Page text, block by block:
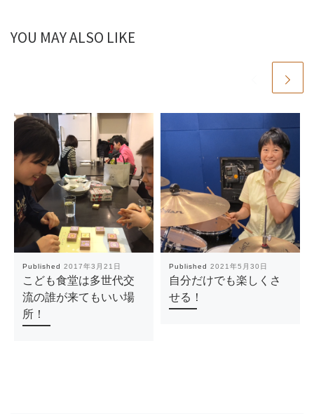
YOU MAY ALSO LIKE
Published 2017年3月21日
こども食堂は多世代交
流の誰が来てもいい場
所！
Published 2021年5月30日
自分だけでも楽しくさ
せる！